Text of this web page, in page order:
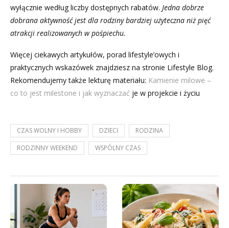
wyłącznie według liczby dostępnych rabatów. Jedna dobrze
dobrana aktywność jest dla rodziny bardziej użyteczna niż pięć
atrakcji realizowanych w pośpiechu.
Więcej ciekawych artykułów, porad lifestyle’owych i
praktycznych wskazówek znajdziesz na stronie Lifestyle Blog.
Rekomendujemy także lekturę materiału: Kamienie milowe –
co to jest milestone i jak wyznaczać je w projekcie i życiu
CZAS WOLNY I HOBBY DZIECI
RODZINA
RODZINNY WEEKEND
WSPÓLNY CZAS